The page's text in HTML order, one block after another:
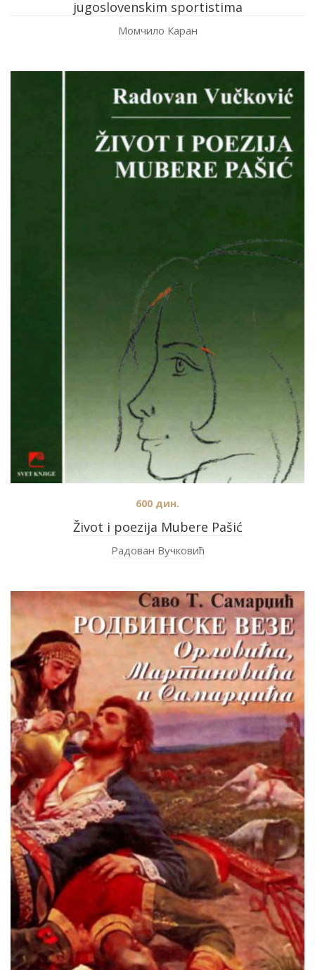
jugoslovenskim sportistima
Момчило Каран
Život i poezija Mubere Pašić
600 дин.
Радован Вучковић